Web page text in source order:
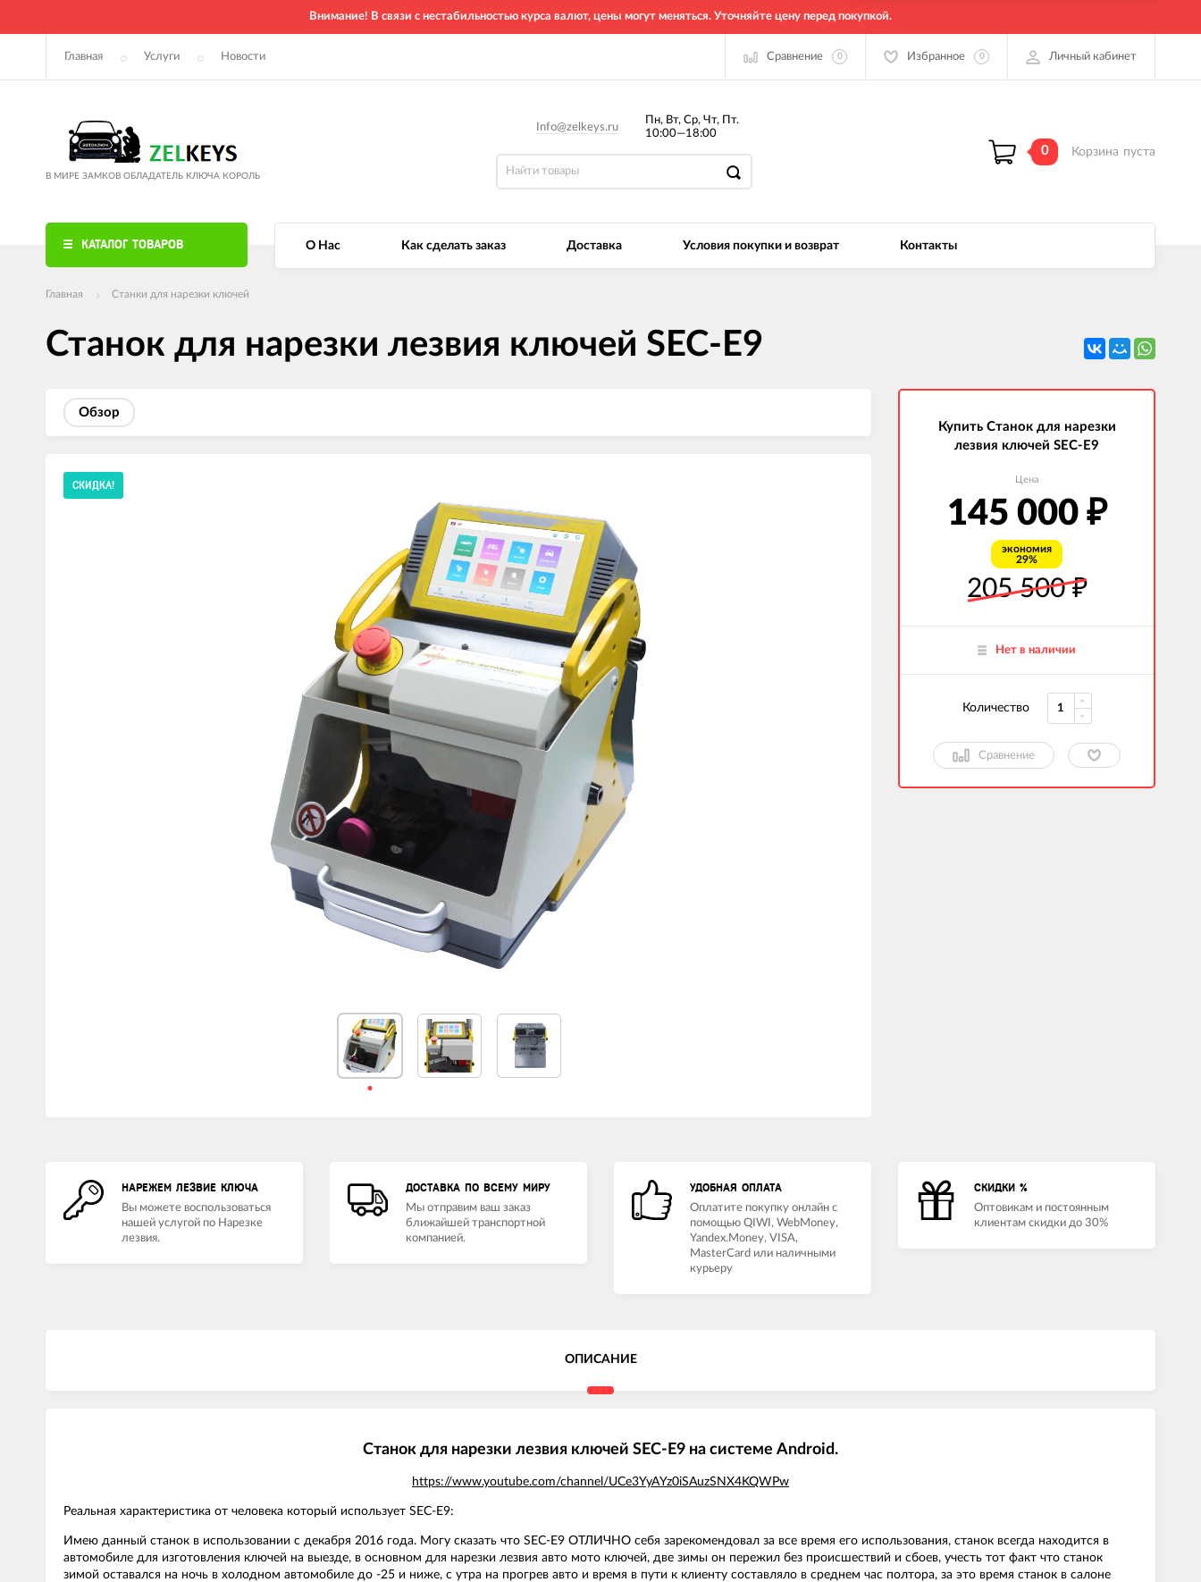
Внимание! В связи с нестабильностью курса валют, цены могут меняться. Уточняйте цену перед покупкой.
Главная Услуги Новости Сравнение 0 Избранное 0 Личный кабинет
В МИРЕ ЗАМКОВ ОБЛАДАТЕЛЬ КЛЮЧА КОРОЛЬ
Info@zelkeys.ru
Пн, Вт, Ср, Чт, Пт.
10:00—18:00
0 Корзина пуста
КАТАЛОГ ТОВАРОВ О Нас Как сделать заказ Доставка Условия покупки и возврат Контакты
Главная Станки для нарезки ключей
Станок для нарезки лезвия ключей SEC-E9
Обзор
товаров
СКИДКА!
Купить Станок для нарезки
лезвия ключей SEC-E9
Цена
145 000 ₽
экономия
29%
205 500₽
Нет в наличии
Количество
Сравнение
НАРЕЖЕМ ЛЕЗВИЕ КЛЮЧА
Вы можете воспользоваться
нашей услугой по Нарезке
лезвия.
ДОСТАВКА ПО ВСЕМУ МИРУ
Мы отправим ваш заказ
ближайшей транспортной
компанией.
УДОБНАЯ ОПЛАТА
Оплатите покупку онлайн с
помощью QIWI, WebMoney,
Yandex.Money, VISA,
MasterCard или наличными
курьеру
СКИДКИ %
Оптовикам и постоянным
клиентам скидки до 30%
ОПИСАНИЕ
Станок для нарезки лезвия ключей SEC-E9 на системе Android.
https://www.youtube.com/channel/UCe3YyAYz0iSAuzSNX4KQWPw
Реальная характеристика от человека который использует SEC-E9:
Имею данный станок в использовании с декабря 2016 года. Могу сказать что SEC-E9 ОТЛИЧНО себя зарекомендовал за все время его использования, станок всегда находится в
автомобиле для изготовления ключей на выезде, в основном для нарезки лезвия авто мото ключей, две зимы он пережил без происшествий и сбоев, учесть тот факт что станок
зимой оставался на ночь в холодном автомобиле до -25 и ниже, с утра на прогрев авто и время в пути к клиенту составляло в среднем час полтора, за это время станок в салоне